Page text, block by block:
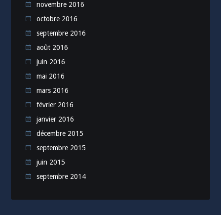
novembre 2016
octobre 2016
septembre 2016
août 2016
juin 2016
mai 2016
mars 2016
février 2016
janvier 2016
décembre 2015
septembre 2015
juin 2015
septembre 2014